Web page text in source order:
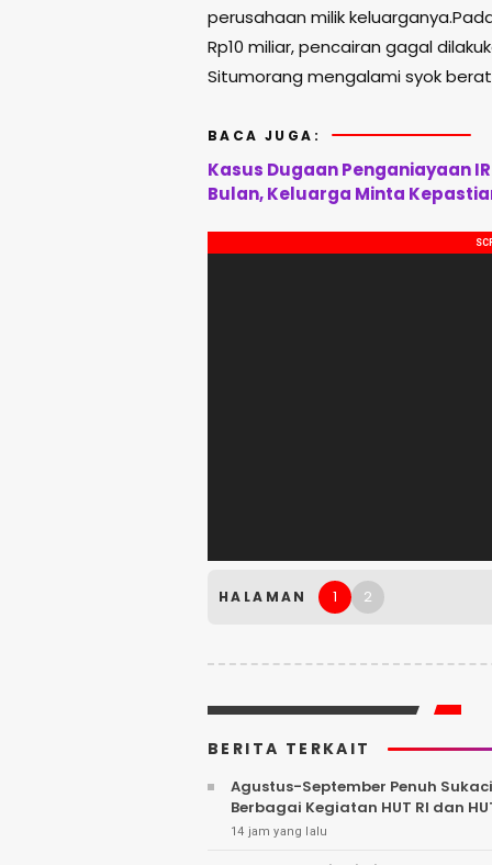
perusahaan milik
Rp10 miliar, pencairan gagal
Situmorang mengalami syok
BACA JUGA:
Kasus Dugaan Penganiayaan
Bulan, Keluarga Minta
HALAMAN 1 2
BERITA TERKAIT
Agustus-September Penuh
Berbagai Kegiatan HUT RI dan
14 jam yang lalu